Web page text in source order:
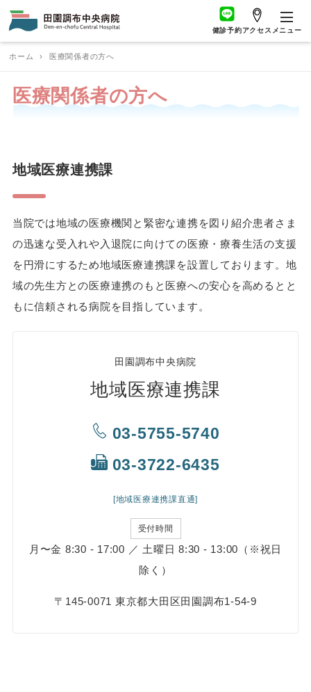
健診予約アクセス メニュー
ホーム › 医療関係者の方へ
医療関係者の方へ
地域医療連携課
当院では地域の医療機関と緊密な連携を図り紹介患者さま
の迅速な受入れや入退院に向けての医療・療養生活の支援
を円滑にするため地域医療連携課を設置しております。地
域の先生方との医療連携のもと医療への安心を高めるとと
もに信頼される病院を目指しています。
田園調布中央病院
地域医療連携課
03-5755-5740
03-3722-6435
[地域医療連携課直通]
受付時間
月〜金 8:30 - 17:00 ／ 土曜日 8:30 - 13:00（※祝日
除く）
〒145-0071 東京都大田区田園調布1-54-9